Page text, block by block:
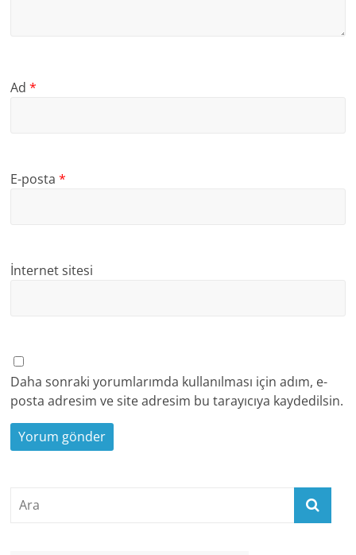
Ad*
E-posta*
İnternet sitesi
Daha sonraki yorumlarımda kullanılması için adım, e-
posta adresim ve site adresim bu tarayıcıya kaydedilsin.